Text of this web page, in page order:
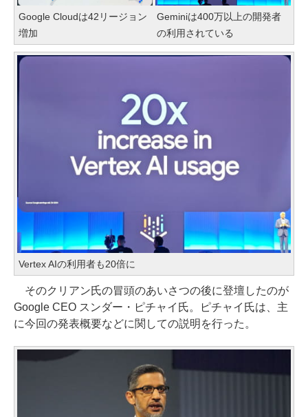
Google Cloudは42リージョン
増加
Geminiは400万以上の開発者
の利用されている
Vertex AIの利用者も20倍に
そのクリアン氏の冒頭のあいさつの後に登壇したのが
Google CEO スンダー・ピチャイ氏。ピチャイ氏は、主
に今回の発表概要などに関しての説明を行った。